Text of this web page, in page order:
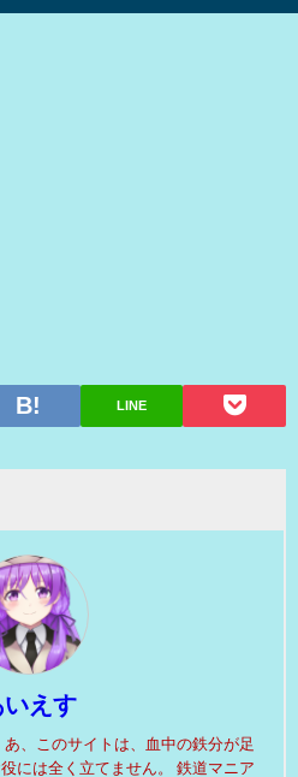
LINE
いえす
、このサイトは、血中の鉄分が足
には全く立てません。 鉄道マニア